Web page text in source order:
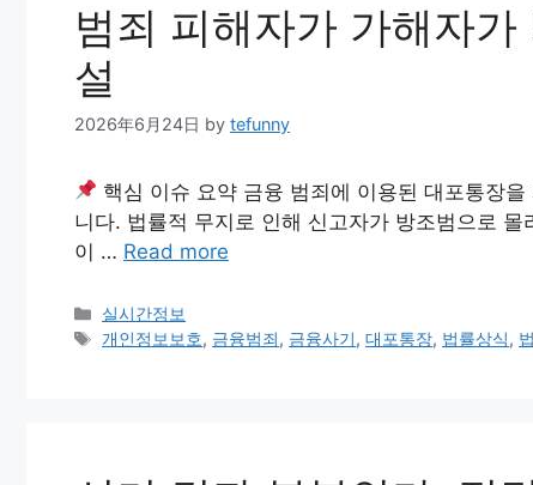
범죄 피해자가 가해자
설
2026年6月24日 by tefunny
핵심 이슈 요약 금융 범죄에 이용된 대포통장
니다. 법률적 무지로 인해 신고자가 방조범으로
이 … Read more
Categories
실시간정보
Tags
개인정보보호, 금융범죄, 금융사기,대포통장, 법률상식,